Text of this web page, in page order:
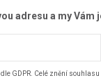
adresu a my Vám
GDPR. Celé znění